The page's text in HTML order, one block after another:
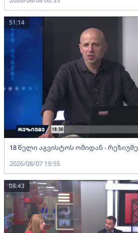
18 წელი აგვისტოს ომიდან - რეზიუმე
51:14
2026/08/07 19:55
08:43